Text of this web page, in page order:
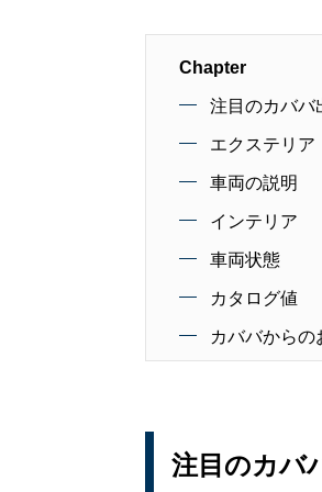
Chapter
注目のカババ
エクステリア
車両の説明
インテリア
車両状態
カタログ値
カババからの
注目のカバ